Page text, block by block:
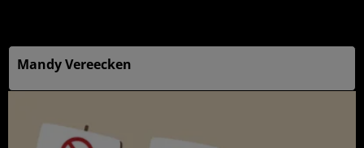
Mandy Vereecken